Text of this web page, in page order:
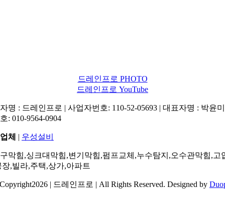
드레인프로 PHOTO
드레인프로 YouTube
명 : 드레인프로 | 사업자번호: 110-52-05693 | 대표자명 : 박윤
: 010-9564-0904
체 | 우성설비
막힘,싱크대막힘,변기막힘,펌프교체,누수탐지,오수관막힘,고
장,빌라,주택,상가,아파트
| 드레인프로 | All Rights Reserved. Designed by